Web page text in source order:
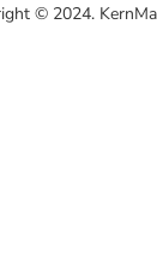
© 2024.